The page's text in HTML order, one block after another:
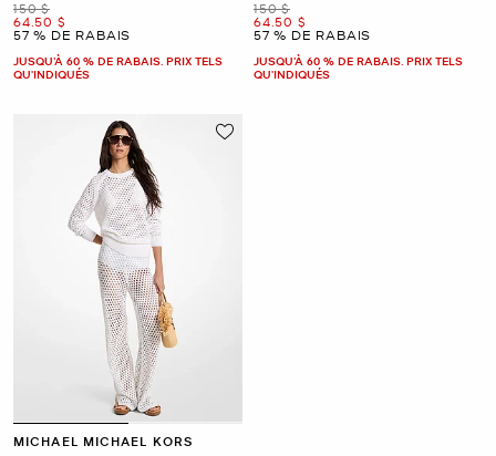
était
150 $
maintenant
64.50 $
57 % DE RABAIS
JUSQU’À 60 % DE RABAIS. PRIX TELS
QU'INDIQUÉS
était
150 $
maintenant
64.50 $
57 % DE RABAIS
JUSQU’À 60 % DE RABAIS. PRIX TELS
QU'INDIQUÉS
MICHAEL MICHAEL KORS